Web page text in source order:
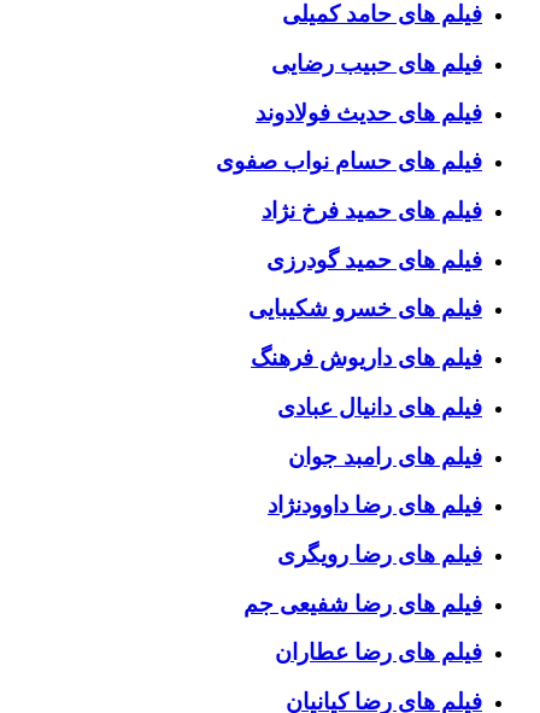
فیلم های حامد کمیلی
فیلم های حبیب رضایی
فیلم های حدیث فولادوند
فیلم های حسام نواب صفوی
فیلم های حمید فرخ نژاد
فیلم های حمید گودرزی
فیلم های خسرو شکیبایی
فیلم های داریوش فرهنگ
فیلم های دانیال عبادی
فیلم های رامبد جوان
فیلم های رضا داوودنژاد
فیلم های رضا رویگری
فیلم های رضا شفیعی جم
فیلم های رضا عطاران
فیلم های رضا کیانیان